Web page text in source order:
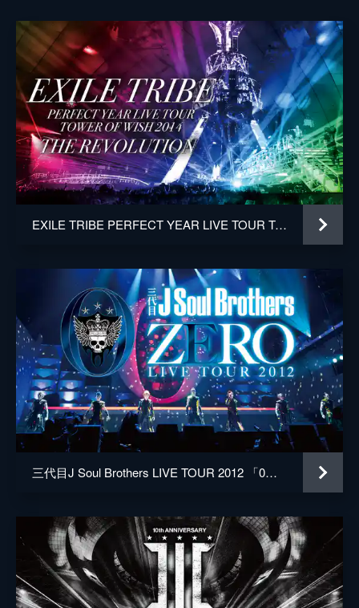
EXILE TRIBE PERFECT YEAR LIVE TOUR TOWER OF WISH 2014 ～THE REVOLUTION～
三代目J Soul Brothers LIVE TOUR 2012 「0～ZERO～」